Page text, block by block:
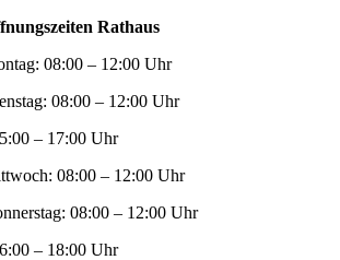
Rathaus
08:00 – 12:00 Uhr
08:00 – 12:00 Uhr
– 17:00 Uhr
08:00 – 12:00 Uhr
08:00 – 12:00 Uhr
– 18:00 Uhr